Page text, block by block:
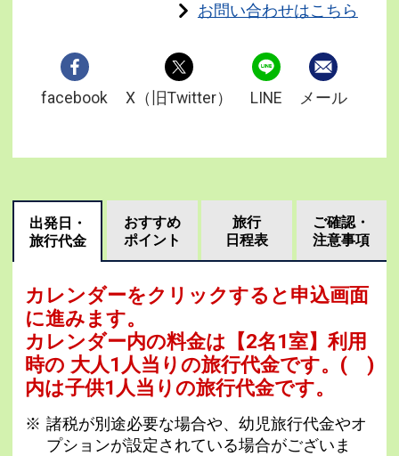
お問い合わせはこちら
facebook X（旧Twitter） LINE メール
出発日・
旅行代金
おすすめ
ポイント
旅行
日程表
ご確認・
注意事項
カレンダーをクリックすると申込画面
に進みます。
カレンダー内の料金は 【2名1室】利用
時の 大人1人当りの旅行代金です。 ( )
内は子供1人当りの旅行代金です。
諸税が別途必要な場合や、幼児旅行代金やオ
プションが設定されている場合がございま